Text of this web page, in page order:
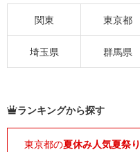
関東 東京都
埼玉県 群馬県
ランキングから探す
東京都の夏休み人気夏祭り